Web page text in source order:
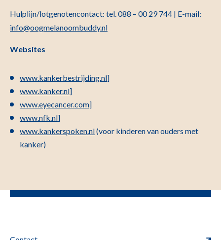
Hulplijn/lotgenotencontact: tel. 088 – 00 29 744 | E-mail:
info@oogmelanoombuddy.nl
Websites
www.kankerbestrijding.nl]
www.kanker.nl]
www.eyecancer.com]
www.nfk.nl]
www.kankerspoken.nl(voor kinderen van ouders met
kanker)